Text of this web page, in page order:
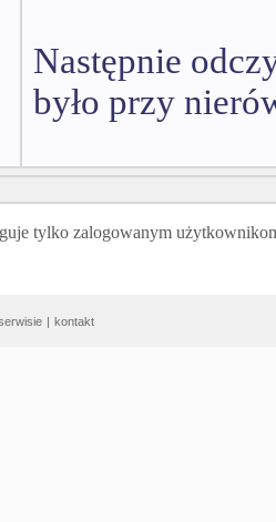
Następnie
było przy
tylko zalogowanym
| kontakt